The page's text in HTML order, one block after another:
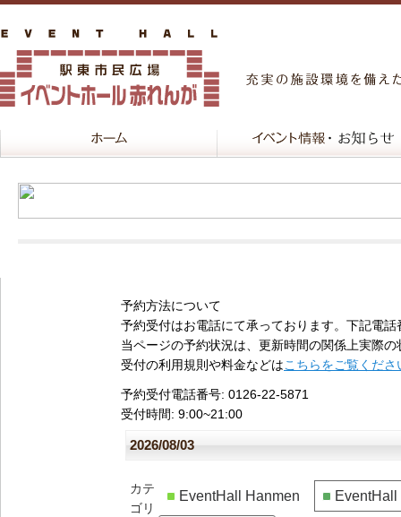
予約方法について
予約受付はお電話にて承っております。下記電
当ページの予約状況は、更新時間の関係上実際
受付の利用規則や料金などはこちらをご覧くださ
予約受付電話番号: 0126-22-5871
受付時間: 9:00~21:00
2026/08/03
カテ
ゴリ
EventHall Hanmen